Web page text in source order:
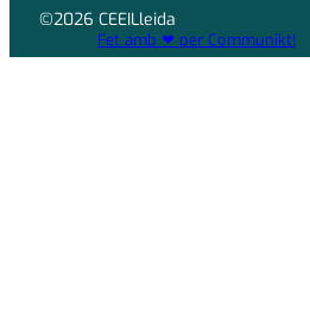
©2026 CEEILleida
Fet amb ❤ per Communikt!